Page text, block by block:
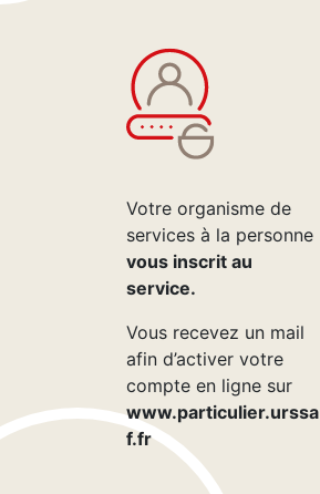
Votre organisme de
services à la personne
vous inscrit au
service.
Vous recevez un mail
afin d’activer votre
compte en ligne sur
www.particulier.urssa
f.fr